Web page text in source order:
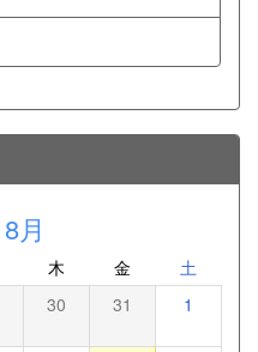
月
木 金 土
30 31 1